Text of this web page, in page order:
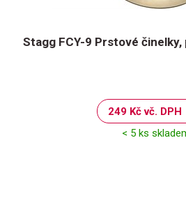
Stagg FCY-9 Prstové
249 Kč vč. DPH
< 5 ks